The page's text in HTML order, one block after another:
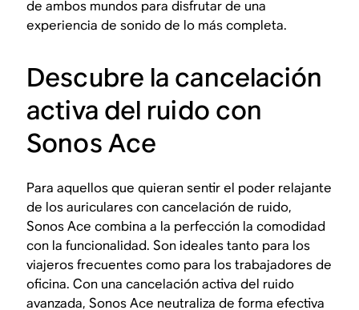
de ambos mundos para disfrutar de una
experiencia de sonido de lo más completa.
Descubre la cancelación
activa del ruido con
Sonos Ace
Para aquellos que quieran sentir el poder relajante
de los auriculares con cancelación de ruido,
Sonos Ace combina a la perfección la comodidad
con la funcionalidad. Son ideales tanto para los
viajeros frecuentes como para los trabajadores de
oficina. Con una cancelación activa del ruido
avanzada, Sonos Ace neutraliza de forma efectiva